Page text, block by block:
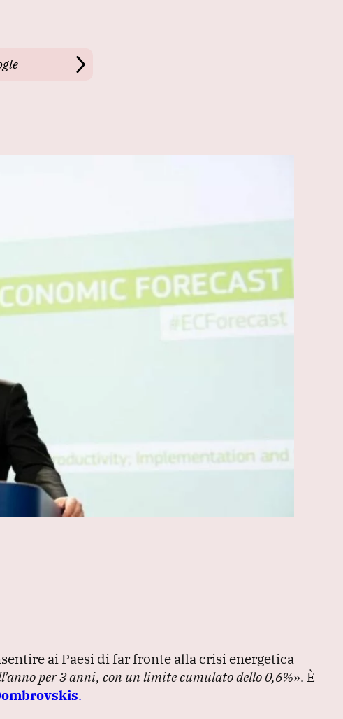
ai Paesi di far fronte alla crisi energetica
per 3 anni, con un limite cumulato dello 0,6%». È
.